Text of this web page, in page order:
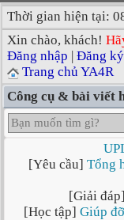
Thời gian hiện tại:
Xin chào, khách!
Đăng nhập | Đăng ký
Trang chủ YA4R
Công cụ & bài viết
[Yêu cầu] Tổng
[Giải đáp]
[Học tập] Giúp